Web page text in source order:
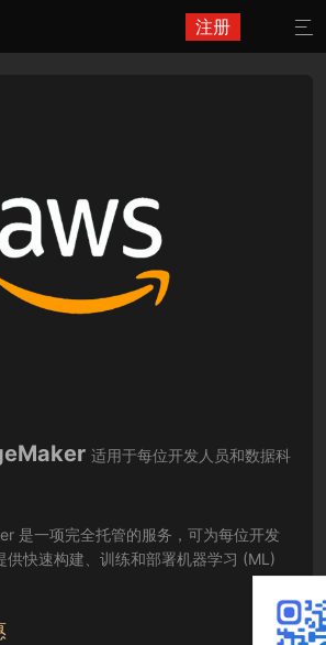
注册 
适用于每位开发人员和数据科
是一项完全托管的服务，可为每位开发
供快速构建、训练和部署机器学习 (ML)